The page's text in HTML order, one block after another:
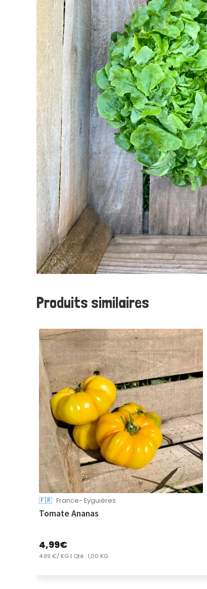
Produits similaires
🇫🇷 France- Eyguières
Tomate Ananas
4,99€
4.99 €/ KG| Qté : 1,00 KG